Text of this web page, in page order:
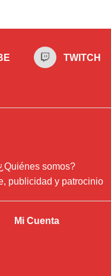
TWITCH
somos?
publicidad y patrocinio
Mi Cuenta